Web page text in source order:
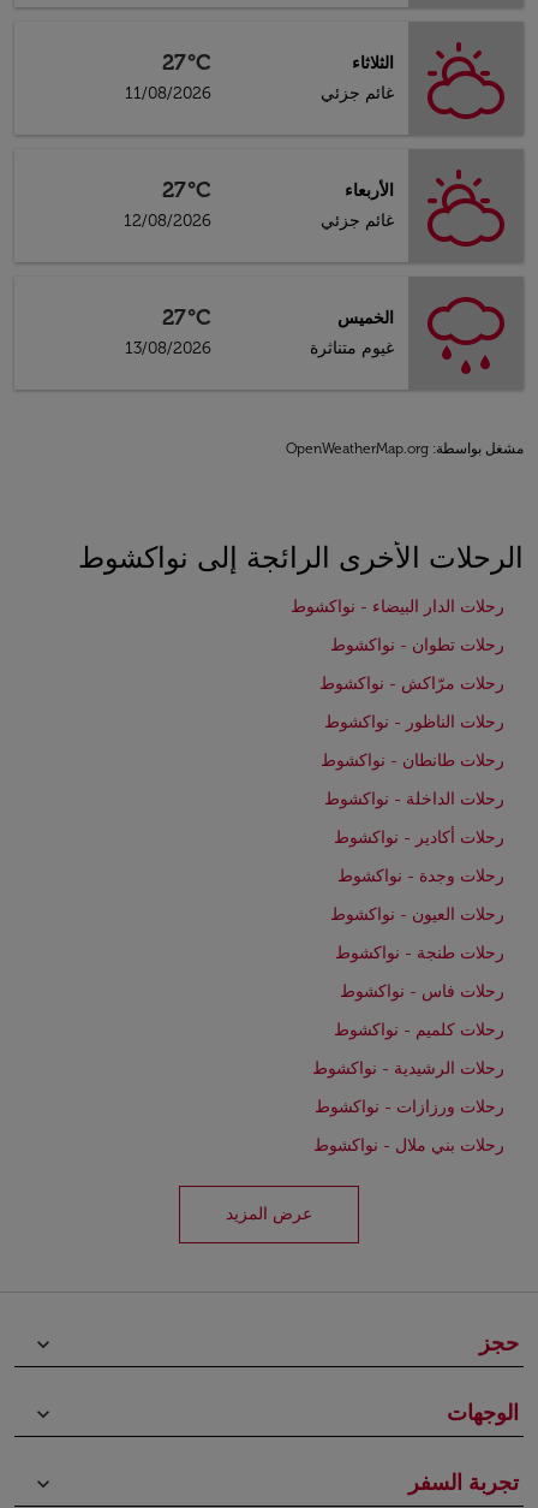
الثلاثاء
غائم جزئي
27°C
11/08/2026
الأربعاء
غائم جزئي
27°C
12/08/2026
الخميس
غيوم متناثرة
27°C
13/08/2026
مشغل بواسطة: OpenWeatherMap.org
الرحلات الأخرى الرائجة إلى نواكشوط
رحلات الدار البيضاء - نواكشوط
رحلات تطوان - نواكشوط
رحلات مرّاكش - نواكشوط
رحلات الناظور - نواكشوط
رحلات طانطان - نواكشوط
رحلات الداخلة - نواكشوط
رحلات أكادير - نواكشوط
رحلات وجدة - نواكشوط
رحلات العيون - نواكشوط
رحلات طنجة - نواكشوط
رحلات فاس - نواكشوط
رحلات كلميم - نواكشوط
رحلات الرشيدية - نواكشوط
رحلات ورزازات - نواكشوط
رحلات بني ملال - نواكشوط
عرض المزيد
حجز keyboard_arrow_down
الوجهات keyboard_arrow_down
تجربة السفر keyboard_arrow_down